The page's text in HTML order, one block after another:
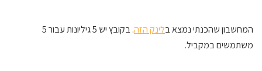
המחשבון שהכנתי נמצא בלינק הזה
. בקובץ יש 5 גיליונות עבור 5
משתמשים במקביל.